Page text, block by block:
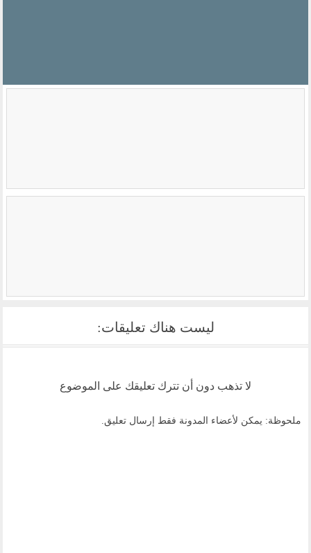
ليست هناك تعليقات:
لا تذهب دون أن تترك تعليقك على الموضوع
ملحوظة: يمكن لأعضاء المدونة فقط إرسال تعليق.